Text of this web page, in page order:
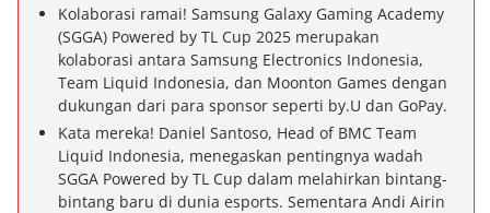
Kolaborasi ramai! Samsung Galaxy Gaming Academy
(SGGA) Powered by TL Cup 2025 merupakan
kolaborasi antara Samsung Electronics Indonesia,
Team Liquid Indonesia, dan Moonton Games dengan
dukungan dari para sponsor seperti by.U dan GoPay.
Kata mereka! Daniel Santoso, Head of BMC Team
Liquid Indonesia, menegaskan pentingnya wadah
SGGA Powered by TL Cup dalam melahirkan bintang-
bintang baru di dunia esports. Sementara Andi Airin